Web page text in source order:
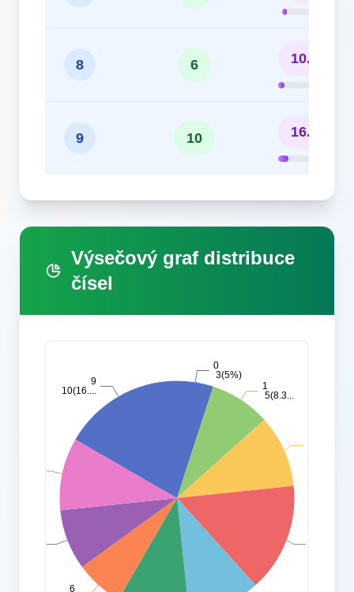
8 6 10.00%
9 10 16.67%
Výsečový graf distribuce
čísel